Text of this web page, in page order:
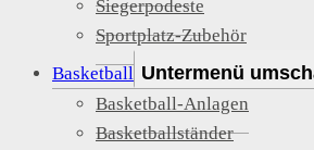
Siegerpodeste
Sportplatz-Zubehör
Basketball Untermenü
Basketball-Anlagen
Basketballständer